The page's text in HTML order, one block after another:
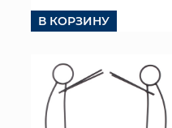
В КОРЗИНУ